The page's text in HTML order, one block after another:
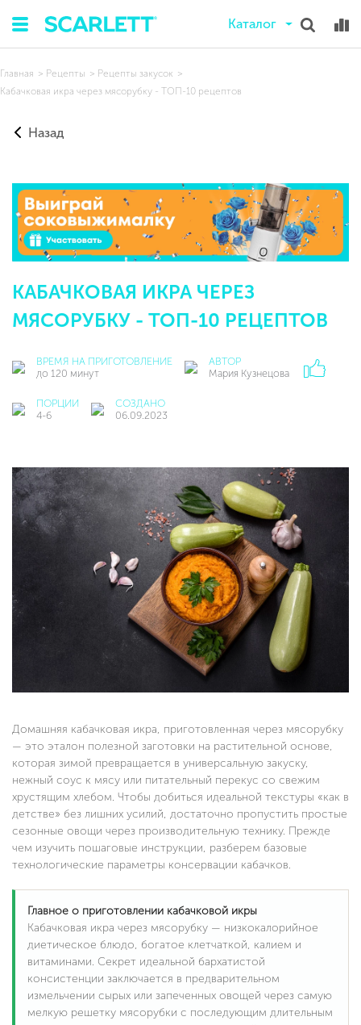
Каталог
Главная Рецепты
Рецепты закусок
Кабачковая икра через мясорубку - ТОП-10 рецептов
Назад
КАБАЧКОВАЯ ИКРА ЧЕРЕЗ
МЯСОРУБКУ - ТОП-10 РЕЦЕПТОВ
ВРЕМЯ НА ПРИГОТОВЛЕНИЕ
до 120 минут
АВТОР
Мария Кузнецова
ПОРЦИИ
4-6
СОЗДАНО
06.09.2023
Домашняя кабачковая икра, приготовленная через мясорубку
— это эталон полезной заготовки на растительной основе,
которая зимой превращается в универсальную закуску,
нежный соус к мясу или питательный перекус со свежим
хрустящим хлебом. Чтобы добиться идеальной текстуры «как в
детстве» без лишних усилий, достаточно пропустить простые
сезонные овощи через производительную технику. Прежде
чем изучить пошаговые инструкции, разберем базовые
технологические параметры консервации кабачков.
Главное о приготовлении кабачковой икры
Кабачковая икра через мясорубку — низкокалорийное
диетическое блюдо, богатое клетчаткой, калием и
витаминами. Секрет идеальной бархатистой
консистенции заключается в предварительном
измельчении сырых или запеченных овощей через самую
мелкую решетку мясорубки с последующим длительным